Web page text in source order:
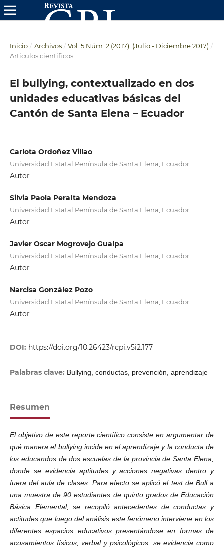
Inicio / Archivos / Vol. 5 Núm. 2 (2017): (Julio - Diciembre 2017) /
Artículos científicos
El bullying, contextualizado en dos
unidades educativas básicas del
Cantón de Santa Elena – Ecuador
Carlota Ordoñez Villao
Universidad Estatal Península de Santa Elena, Ecuador
Autor
Silvia Paola Peralta Mendoza
Universidad Estatal Península de Santa Elena, Ecuador
Autor
Javier Oscar Mogrovejo Gualpa
Universidad Estatal Península de Santa Elena, Ecuador
Autor
Narcisa González Pozo
Universidad Estatal Península de Santa Elena, Ecuador
Autor
DOI: https://doi.org/10.26423/rcpi.v5i2.177
Palabras clave: Bullying, conductas, prevención, aprendizaje
Resumen
El objetivo de este reporte científico consiste en argumentar de
qué manera el bullying incide en el aprendizaje y la conducta de
los educandos de dos escuelas de la provincia de Santa Elena,
donde se evidencia aptitudes y acciones negativas dentro y
fuera del aula de clases. Para efecto se aplicó el test de Bull a
una muestra de 90 estudiantes de quinto grados de Educación
Básica Elemental, se recopiló antecedentes de conductas y
actitudes que luego del análisis este fenómeno interviene en los
diferentes espacios educativos presentándose en formas de
acosamientos físicos, verbal y psicológicos, se evidencia como